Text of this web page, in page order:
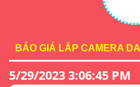
BÁO GIÁ LẮP CAMERA
5/29/2023 3:06:45 PM